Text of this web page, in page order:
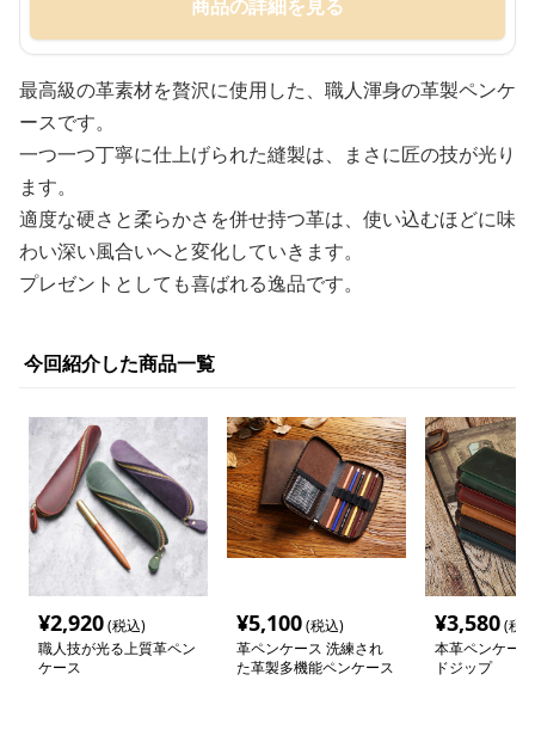
商品の詳細を見る
最高級の革素材を贅沢に使用した、職人渾身の革製ペンケ
ースです。
一つ一つ丁寧に仕上げられた縫製は、まさに匠の技が光り
ます。
適度な硬さと柔らかさを併せ持つ革は、使い込むほどに味
わい深い風合いへと変化していきます。
プレゼントとしても喜ばれる逸品です。
今回紹介した商品一覧
¥2,920(税込)
職人技が光る上質革ペン
ケース
¥5,100(税込)
革ペンケース 洗練され
た革製多機能ペンケース
¥3,580(税
本革ペンケー
ドジップ